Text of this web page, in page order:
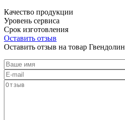
Качество продукции
Уровень сервиса
Срок изготовления
Оставить отзыв
Оставить отзыв на товар Гвендолин